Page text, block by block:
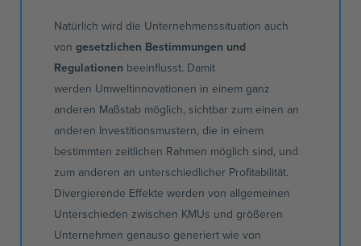
Natürlich wird die Unternehmenssituation auch
vongesetzlichen Bestimmungen und
Regulationen beeinflusst. Damit
werden Umweltinnovationen in einem ganz
anderen Maßstab möglich, sichtbar zum einen an
anderen Investitionsmustern, die in einem
bestimmten zeitlichen Rahmen möglich sind, und
zum anderen an unterschiedlicher Profitabilität.
Divergierende Effekte werden von allgemeinen
Unterschieden zwischen KMUs und größeren
Unternehmen genauso generiert wie von